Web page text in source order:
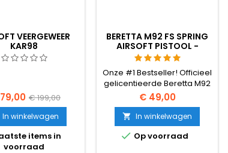
VEERGEWEER
KAR98
€ 199,00
In winkelwagen
items in
voorraad
BERETTA M92 FS SPRING
AIRSOFT PISTOOL -
OFFICIËLE UMAREX
REPLICA
Onze #1 Bestseller! Officieel
gelicentieerde Beretta M92
FS van Umarex. Voorzien
van metalen onderdelen en
een bewegende hamer.
Geen gas nodig.
€ 49,00
 In winkelwagen
 Op voorraad